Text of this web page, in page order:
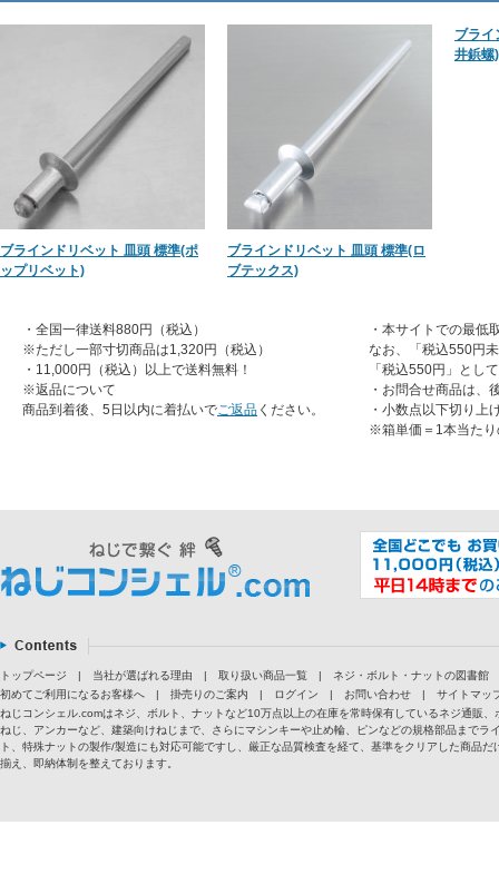
ブラインドリベット 皿頭 標準(ポ
ップリベット)
ブラインドリベット 皿頭 標準(ロ
ブテックス)
ブライ
井鋲螺)
・全国一律送料880円（税込）
※ただし一部寸切商品は1,320円（税込）
・11,000円（税込）以上で送料無料！
※返品について
商品到着後、5日以内に着払いでご返品 ください。
・本サイトでの最低
なお、「税込550円
「税込550円」とし
・お問合せ商品は、
・小数点以下切り上
※箱単価＝1本当たり
トップページ | 当社が選ばれる理由 | 取り扱い商品一覧 |
ネジ・ボルト・ナットの図書館
初めてご利用になるお客様へ
| 掛売りのご案内 | ログイン | お問い合わせ |
サイトマッ
ねじコンシェル.comはネジ、ボルト、ナットなど10万点以上の在庫を常時保有しているネジ通販
ねじ、アンカーなど、建築向けねじまで、さらにマシンキーや止め輪、ピンなどの規格部品まで
ト、特殊ナットの製作/製造にも対応可能ですし、厳正な品質検査を経て、基準をクリアした商品
揃え、即納体制を整えております。